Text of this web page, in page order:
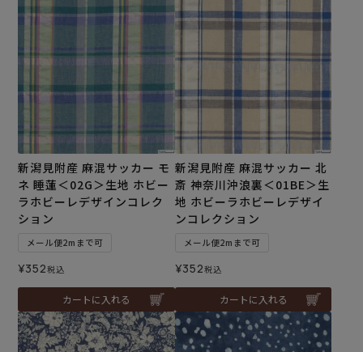
新潟見附産 麻混サッカー モ
ネ 睡蓮＜02G＞生地 ホビー
ラホビーレデザインコレク
ション
メール便2mまで可
¥352税込
カートに入れる
新潟見附産 麻混サッカー 北
斎 神奈川沖浪裏＜01BE＞生
地 ホビーラホビーレデザイ
ンコレクション
メール便2mまで可
¥352税込
カートに入れる